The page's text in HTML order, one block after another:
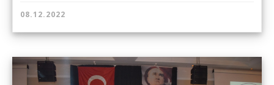
08.12.2022